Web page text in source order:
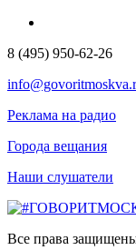
8 (495) 950-62-26
Реклама на радио
Города вещания
Наши слушатели
Все права